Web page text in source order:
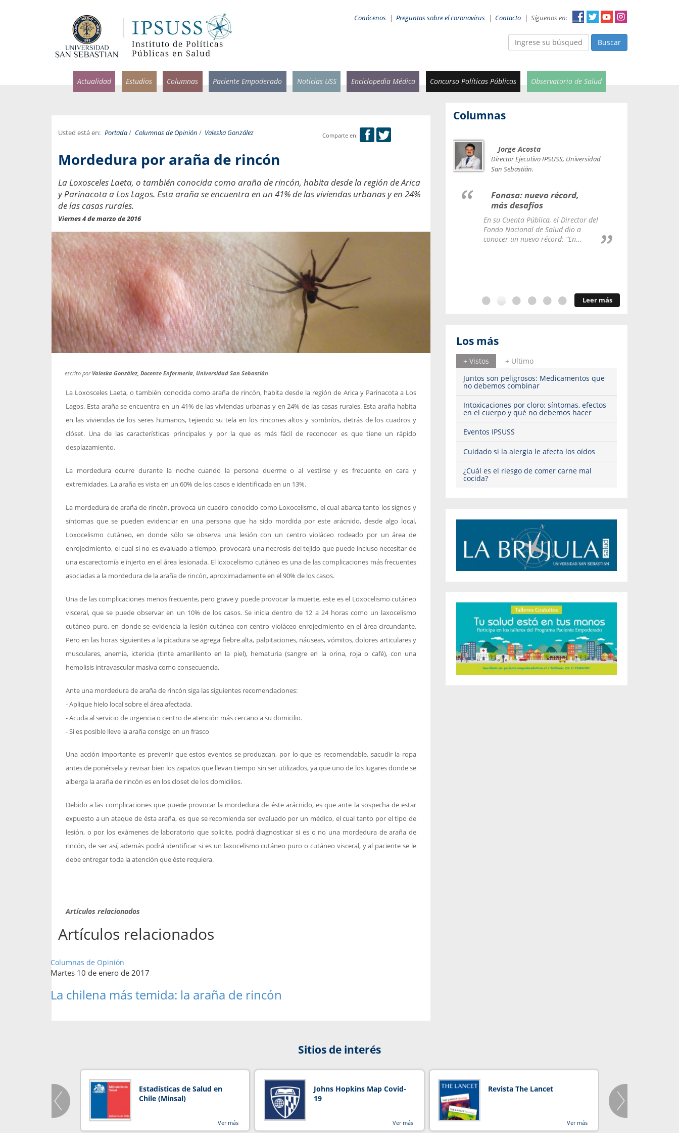
Conócenos | Preguntas sobre el coronavirus | Contacto | Síguenos en:
Buscar
Actualidad Estudios Columnas Paciente Empoderado Noticias USS Enciclopedia Médica Concurso Políticas Públicas Observatorio de Salud
Comparte en:
Usted está en: Portada/ Columnas de Opinión / Valeska González
Mordedura por araña de rincón
La Loxosceles Laeta, o también conocida como araña de rincón, habita desde la región de Arica
y Parinacota a Los Lagos. Esta araña se encuentra en un 41% de las viviendas urbanas y en 24%
de las casas rurales.
Viernes 4 de marzo de 2016
escrito por Valeska González, Docente Enfermería, Universidad San Sebastián
La Loxosceles Laeta, o también conocida como araña de rincón, habita desde la región de Arica y Parinacota a Los
Lagos. Esta araña se encuentra en un 41% de las viviendas urbanas y en 24% de las casas rurales. Esta araña habita
en las viviendas de los seres humanos, tejiendo su tela en los rincones altos y sombríos, detrás de los cuadros y
clóset. Una de las características principales y por la que es más fácil de reconocer es que tiene un rápido
desplazamiento.
La mordedura ocurre durante la noche cuando la persona duerme o al vestirse y es frecuente en cara y
extremidades. La araña es vista en un 60% de los casos e identificada en un 13%.
La mordedura de araña de rincón, provoca un cuadro conocido como Loxocelismo, el cual abarca tanto los signos y
síntomas que se pueden evidenciar en una persona que ha sido mordida por este arácnido, desde algo local,
Loxocelismo cutáneo, en donde sólo se observa una lesión con un centro violáceo rodeado por un área de
enrojecimiento, el cual si no es evaluado a tiempo, provocará una necrosis del tejido que puede incluso necesitar de
una escarectomía e injerto en el área lesionada. El loxocelismo cutáneo es una de las complicaciones más frecuentes
asociadas a la mordedura de la araña de rincón, aproximadamente en el 90% de los casos.
Una de las complicaciones menos frecuente, pero grave y puede provocar la muerte, este es el Loxocelismo cutáneo
visceral, que se puede observar en un 10% de los casos. Se inicia dentro de 12 a 24 horas como un laxocelismo
cutáneo puro, en donde se evidencia la lesión cutánea con centro violáceo enrojecimiento en el área circundante.
Pero en las horas siguientes a la picadura se agrega fiebre alta, palpitaciones, náuseas, vómitos, dolores articulares y
musculares, anemia, ictericia (tinte amarillento en la piel), hematuria (sangre en la orina, roja o café), con una
hemolisis intravascular masiva como consecuencia.
Ante una mordedura de araña de rincón siga las siguientes recomendaciones:
- Aplique hielo local sobre el área afectada.
- Acuda al servicio de urgencia o centro de atención más cercano a su domicilio.
- Si es posible lleve la araña consigo en un frasco
Una acción importante es prevenir que estos eventos se produzcan, por lo que es recomendable, sacudir la ropa
antes de ponérsela y revisar bien los zapatos que llevan tiempo sin ser utilizados, ya que uno de los lugares donde se
alberga la araña de rincón es en los closet de los domicilios.
Debido a las complicaciones que puede provocar la mordedura de éste arácnido, es que ante la sospecha de estar
expuesto a un ataque de ésta araña, es que se recomienda ser evaluado por un médico, el cual tanto por el tipo de
lesión, o por los exámenes de laboratorio que solicite, podrá diagnosticar si es o no una mordedura de araña de
rincón, de ser así, además podrá identificar si es un laxocelismo cutáneo puro o cutáneo visceral, y al paciente se le
debe entregar toda la atención que éste requiera.
Artículos relacionados
Artículos relacionados
Columnas de Opinión
Martes 10 de enero de 2017
La chilena más temida: la araña de rincón
Columnas
médicas y
por incapacidad
sobre viajes al extranjero
que deben hacer...
Infectólogo y profesor asistente de
Pandemias del mañana
¿Cuándo será urgente la
embargo, estas son las...
Jorge Acosta
Director Ejecutivo IPSUSS, Universidad
San Sebastián.
Fonasa: nuevo récord,
más desafíos
En su Cuenta Pública, el Director del
Fondo Nacional de Salud dio a
conocer un nuevo récord: “En...
Leer más
Los más
+ Vistos
+ Ultimo
Juntos son peligrosos: Medicamentos que
no debemos combinar
Intoxicaciones por cloro: síntomas, efectos
en el cuerpo y qué no debemos hacer
Eventos IPSUSS
Cuidado si la alergia le afecta los oídos
¿Cuál es el riesgo de comer carne mal
cocida?
Sitios de interés
Estadísticas de Salud en
Chile (Minsal)
Ver más
Johns Hopkins Map Covid-
19
Ver más
Revista The Lancet
Ver más